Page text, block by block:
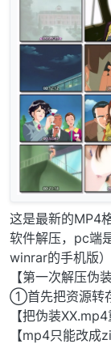
这是最新的MP4
软件解压，pc端
winrar的手机版
【第一次解压伪
①首先把资源转
【把伪装
【mp4只能改成